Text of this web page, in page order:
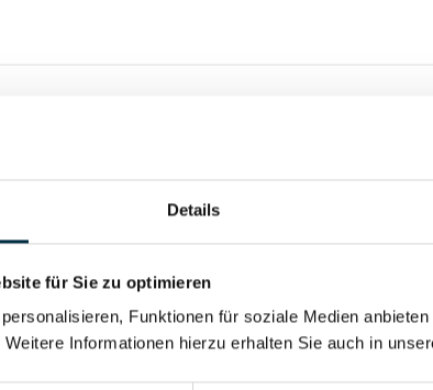
Details
für Sie zu optimieren
Funktionen für soziale Medien
Informationen hierzu erhalten Sie auch in